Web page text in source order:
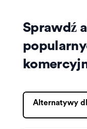
Sprawdź
Alternatywy